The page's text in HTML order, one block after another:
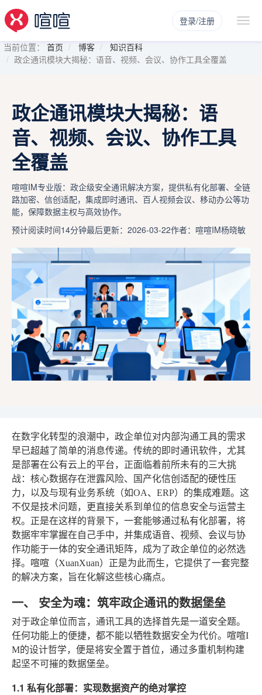
登录/注册
当前位置： 首页 博客
知识百科
政企通讯模块大揭秘：语音、视频、会议、协作工具全覆盖
政企通讯模块大揭秘：语
音、视频、会议、协作工具
全覆盖
喧喧IM专业版：政企级安全通讯解决方案，提供私有化部署、全链
路加密、信创适配，集成即时通讯、百人视频会议、移动办公等功
能，保障数据主权与高效协作。
预计阅读时间14分钟最后更新：2026-03-22作者：喧喧IM杨晓敏
在数字化转型的浪潮中，政企单位对内部沟通工具的需求
早已超越了简单的消息传递。传统的即时通讯软件，尤其
是部署在公有云上的平台，正面临着前所未有的三大挑
战：核心数据存在泄露风险、国产化信创适配的硬性压
力，以及与现有业务系统（如OA、ERP）的集成难题。这
不仅是技术问题，更直接关系到单位的信息安全与运营主
权。正是在这样的背景下，一套能够通过私有化部署，将
数据牢牢掌握在自己手中，并集成语音、视频、会议与协
作功能于一体的安全通讯矩阵，成为了政企单位的必然选
择。喧喧（XuanXuan）正是为此而生，它提供了一套完整
的解决方案，旨在化解这些核心痛点。
一、 安全为魂：筑牢政企通讯的数据堡垒
对于政企单位而言，通讯工具的选择首先是一道安全题。
任何功能上的便捷，都不能以牺牲数据安全为代价。喧喧I
M的设计哲学，便是将安全置于首位，通过多重机制构建
起坚不可摧的数据堡垒。
1.1 私有化部署：实现数据资产的绝对掌控